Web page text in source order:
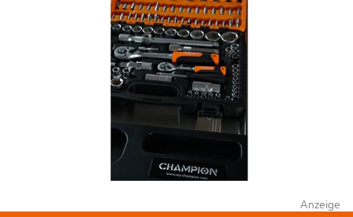
Anzeige